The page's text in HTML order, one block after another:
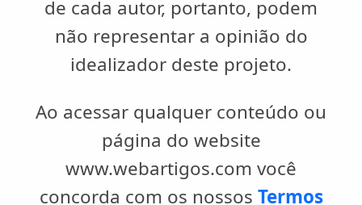
de cada autor, portanto, podem
não representar a opinião do
idealizador deste projeto.
Ao acessar qualquer conteúdo ou
página do website
www.webartigos.com você
concorda com os nossos Termos